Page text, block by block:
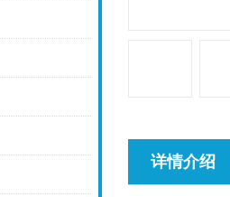
详情介绍